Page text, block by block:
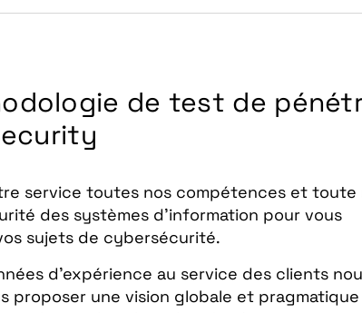
de test de
service toutes nos compétences et toute
des systèmes d’information pour vous
sujets de cybersécurité.
d’expérience au service des clients
proposer une vision globale et pragmatique